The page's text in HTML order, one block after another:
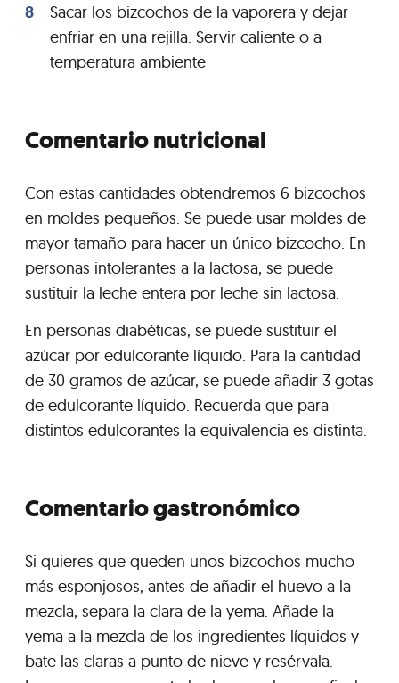
Sacar los bizcochos de la vaporera y dejar
enfriar en una rejilla. Servir caliente o a
temperatura ambiente
Comentario nutricional
Con estas cantidades obtendremos 6 bizcochos
en moldes pequeños. Se puede usar moldes de
mayor tamaño para hacer un único bizcocho. En
personas intolerantes a la lactosa, se puede
sustituir la leche entera por leche sin lactosa.
En personas diabéticas, se puede sustituir el
azúcar por edulcorante líquido. Para la cantidad
de 30 gramos de azúcar, se puede añadir 3 gotas
de edulcorante líquido. Recuerda que para
distintos edulcorantes la equivalencia es distinta.
Comentario gastronómico
Si quieres que queden unos bizcochos mucho
más esponjosos, antes de añadir el huevo a la
mezcla, separa la clara de la yema. Añade la
yema a la mezcla de los ingredientes líquidos y
bate las claras a punto de nieve y resérvala.